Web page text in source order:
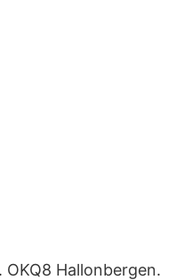
OKQ8 Hallonbergen.